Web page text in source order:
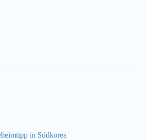
in Südkorea